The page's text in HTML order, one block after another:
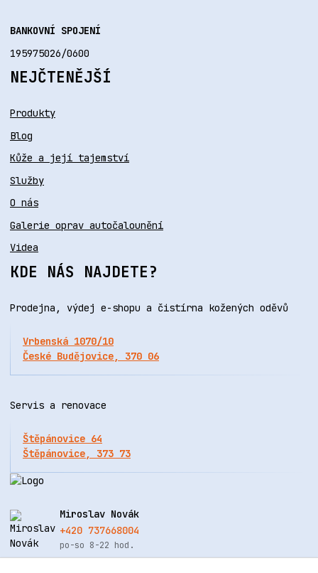
BANKOVNÍ SPOJENÍ
195975026/0600
NEJČTENĚJŠÍ
Produkty
Blog
Kůže a její tajemství
Služby
O nás
Galerie oprav autočalounění
Videa
KDE NÁS NAJDETE?
Prodejna, výdej e-shopu a čistírna kožených oděvů
Vrbenská 1070/10
České Budějovice, 370 06
Servis a renovace
Štěpánovice 64
Štěpánovice, 373 73
Miroslav Novák
+420 737668004
po-so 8-22 hod.